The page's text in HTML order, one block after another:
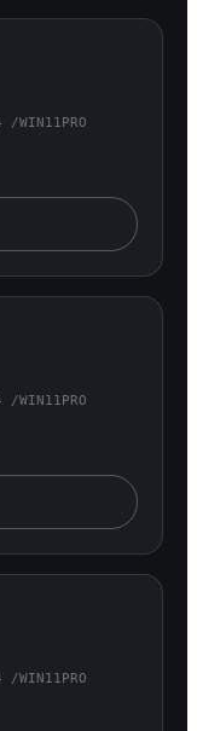
WIN11PRO
32 ГБ / SSD 1 ТБ
WIN11PRO
32 ГБ / SSD 2 ТБ
WIN11PRO